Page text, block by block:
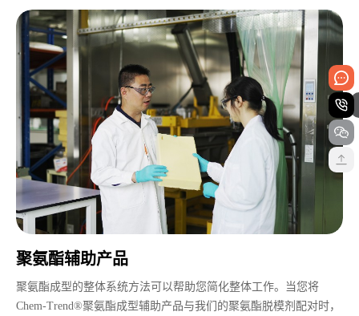
聚氨酯辅助产品
聚氨酯成型的整体系统方法可以帮助您简化整体工作。当您将
Chem-Trend®聚氨酯成型辅助产品与我们的聚氨酯脱模剂配对时，